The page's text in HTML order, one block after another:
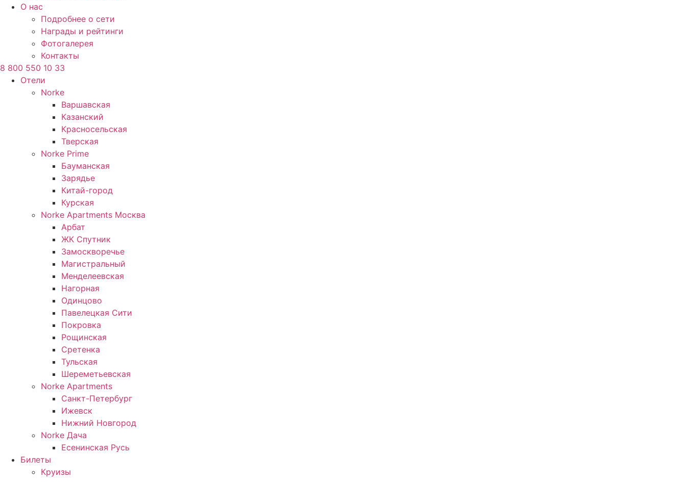
О нас
Подробнее о сети
Награды и рейтинги
Фотогалерея
Контакты
8 800 550 10 33
Отели
Norke
Варшавская
Казанский
Красносельская
Тверская
Norke Prime
Бауманская
Зарядье
Китай-город
Курская
Norke Apartments Москва
Арбат
ЖК Спутник
Замоскворечье
Магистральный
Менделеевская
Нагорная
Одинцово
Павелецкая Сити
Покровка
Рощинская
Сретенка
Тульская
Шереметьевская
Norke Apartments
Санкт-Петербург
Ижевск
Нижний Новгород
Norke Дача
Есенинская Русь
Билеты
Круизы